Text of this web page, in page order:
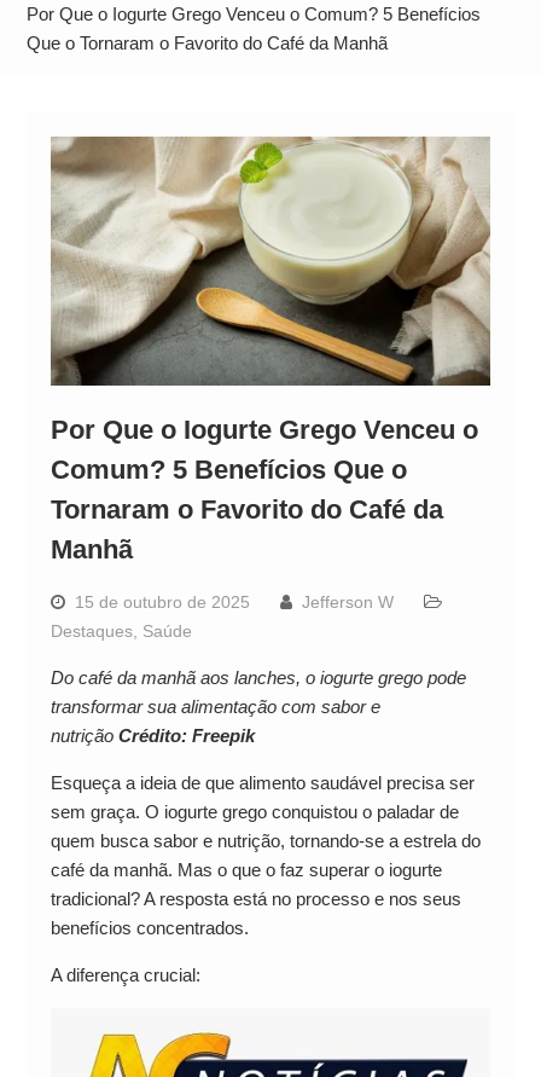
Operação Ágio: Ação policial na Bahia prende 14
suspeitos e mira rede ligada a ‘Zói de Gato’, do
Por Que o Iogurte Grego Venceu o Comum? 5 Benefícios
Que o Tornaram o Favorito do Café da Manhã
Por Que o Iogurte Grego Venceu o
Comum? 5 Benefícios Que o
Tornaram o Favorito do Café da
Manhã
15 de outubro de 2025
Jefferson W
Destaques, Saúde
Do café da manhã aos lanches, o iogurte grego pode
transformar sua alimentação com sabor e
nutrição Crédito: Freepik
Esqueça a ideia de que alimento saudável precisa ser
sem graça. O iogurte grego conquistou o paladar de
quem busca sabor e nutrição, tornando-se a estrela do
café da manhã. Mas o que o faz superar o iogurte
tradicional? A resposta está no processo e nos seus
benefícios concentrados.
A diferença crucial: